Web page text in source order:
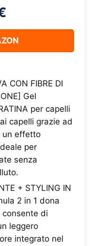
CON FIBRE DI
Gel
per capelli
capelli grazie ad
un effetto
per
senza
+ STYLING IN
2 in 1 dona
consente di
leggero
integrato nel